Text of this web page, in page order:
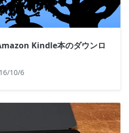
Kindle本のダウンロ
10/6